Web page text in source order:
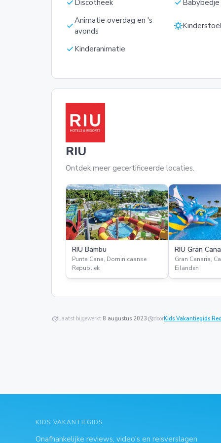
check Discotheek check Babybedje
checkAnimatie overdag en 's
avonds
sunny
check Kinderanimatie
RIU
Ontdek meer gecertificeerde locaties.
RIU Bambu
Punta Cana, Dominicaanse
Republiek
RIU Gran
Gran Canaria,
Eilanden
updateLaatst bijgewerkt:8 augustus 2023 updatedoorKids Vakantiegids
KIDS VAKANTIEGIDS
Onafhankelijke reviews, video's en reisverslagen